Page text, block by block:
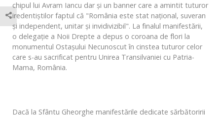
chipul lui Avram Iancu dar şi un banner care a amintit tuturor
iredentiştilor faptul că "România este stat naţional, suveran
şi independent, unitar şi invidivizibil". La finalul manifestării,
o delegaţie a Noii Drepte a depus o coroana de flori la
monumentul Ostaşului Necunoscut în cinstea tuturor celor
care s-au sacrificat pentru Unirea Transilvaniei cu Patria-
Mama, România.
Dacă la Sfântu Gheorghe manifestările dedicate sărbătoririi